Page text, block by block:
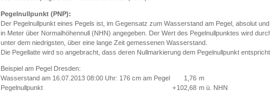
Pegelnullpunkt (PNP):
Der Pegelnullpunkt eines Pegels ist, im Gegensatz zum Wasserstand am Pegel, absolut
in Meter über Normalhöhennull (NHN) angegeben. Der Wert des Pegelnullpunktes wird
unter dem niedrigsten, über eine lange Zeit gemessenen Wasserstand.
Die Pegellatte wird so angebracht, dass deren Nullmarkierung dem Pegelnullpunkt entspricht.
Beispiel am Pegel Dresden:
Wasserstand am 16.07.2013 08:00 Uhr: 176 cm am Pegel
1,76 m
Pegelnullpunkt
+102,68 m ü. NHN